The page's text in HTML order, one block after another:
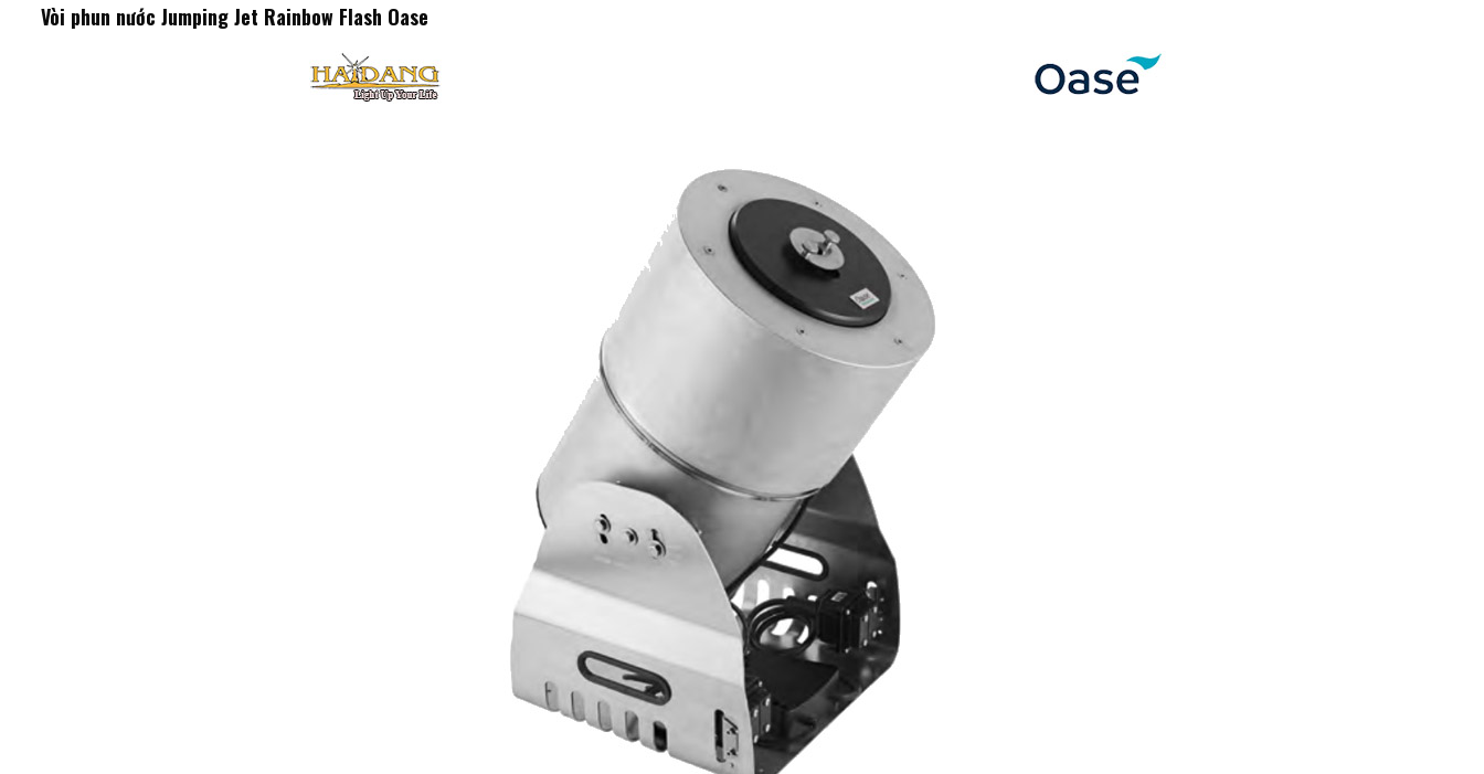
Vòi phun nước Jumping Jet Rainbow Flash Oase